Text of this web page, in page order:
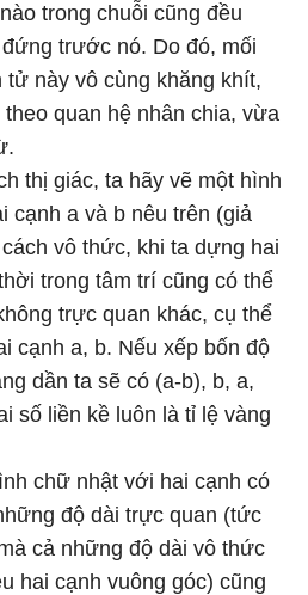
trong chuỗi cũng đều
trước nó. Do đó, mối
tử này vô cùng khăng khít,
quan hệ nhân chia, vừa
thị giác, ta hãy vẽ một hình
cạnh a và b nêu trên (giả
vô thức, khi ta dựng hai
trong tâm trí cũng có thể
trực quan khác, cụ thể
cạnh a, b. Nếu xếp bốn độ
dần ta sẽ có (a-b), b, a,
số liền kề luôn là tỉ lệ vàng
chữ nhật với hai cạnh có
độ dài trực quan (tức
cả những độ dài vô thức
hai cạnh vuông góc) cũng